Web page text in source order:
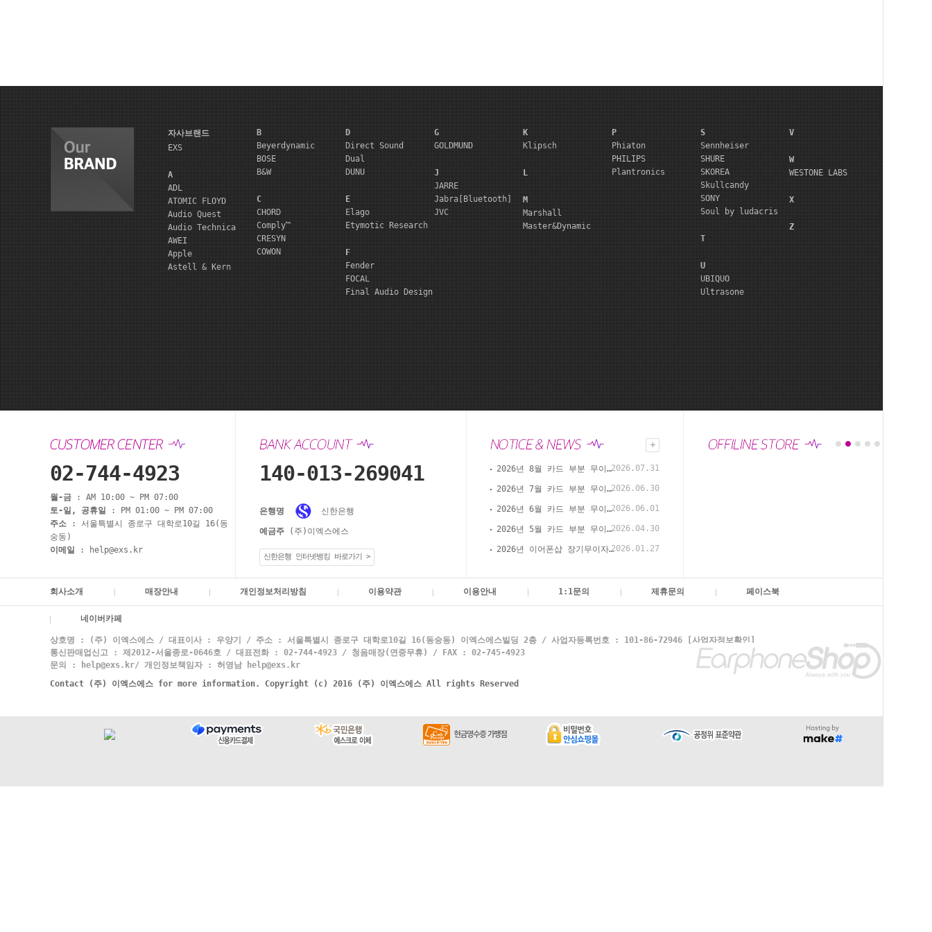
자사브랜드
EXS
A
ADL
ATOMIC FLOYD
Audio Quest
Audio Technica
AWEI
Apple
Astell & Kern
B
Beyerdynamic
BOSE
B&W
C
CHORD
Comply™
CRESYN
COWON
D
Direct Sound
Dual
DUNU
E
Elago
Etymotic Research
F
Fender
FOCAL
Final Audio Design
G
GOLDMUND
J
JARRE
Jabra[Bluetooth]
JVC
K
Klipsch
L
M
Marshall
Master&Dynamic
P
Phiaton
PHILIPS
Plantronics
S
Sennheiser
SHURE
SKOREA
Skullcandy
SONY
Soul by ludacris
T
U
UBIQUO
Ultrasone
V
W
WESTONE LABS
X
Z
02-744-4923
월-금 : AM 10:00 ~ PM 07:00
토-일, 공휴일
: PM 01:00 ~ PM 07:00
주소 : 서울특별시 종로구 대학로10길 16(동
숭동)
이메일
: help@exs.kr
140-013-269041
은행명 신한은행
예금주 (주)이엑스에스
신한은행 인터넷뱅킹 바로가기 >
2026년 8월 카드 부분 무이자 할부 안내(이어폰샵 온라인 결제)2026.07.31
2026년 7월 카드 부분 무이자 할부 안내(이어폰샵 온라인 결제)2026.06.30
2026년 6월 카드 부분 무이자 할부 안내(이어폰샵 온라인 결제)2026.06.01
2026년 5월 카드 부분 무이자 할부 안내(이어폰샵 온라인 결제)2026.04.30
2026년 이어폰샵 장기무이자 할부 이벤트2026.01.27
회사소개 매장안내 개인정보처리방침 이용약관 이용안내 1:1문의 제휴문의 페이스북
네이버카페
상호명 : (주) 이엑스에스 / 대표이사 : 우양기 / 주소 : 서울특별시 종로구 대학로10길 16(동숭동) 이엑스에스빌딩 2층 / 사업자등록번호 : 101-86-72946
[사업자정보확인]
통신판매업신고 : 제2012-서울종로-0646호 / 대표전화 : 02-744-4923 / 청음매장(연중무휴) / FAX : 02-745-4923
문의 : help@exs.kr/ 개인정보책임자 : 허영남 help@exs.kr
Contact (주) 이엑스에스 for more information. Copyright (c) 2016 (주) 이엑스에스 All rights Reserved